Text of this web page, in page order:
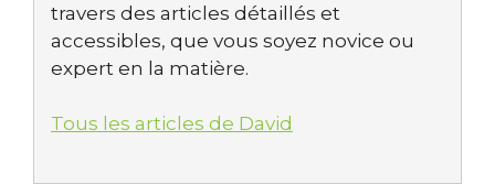
travers des articles détaillés et
accessibles, que vous soyez novice ou
expert en la matière.
Tous les articles de David